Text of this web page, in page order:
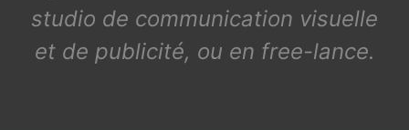
studio de communication visuelle
et de publicité, ou en free-lance.